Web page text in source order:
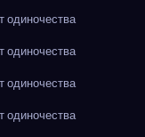
одиночества
одиночества
одиночества
одиночества